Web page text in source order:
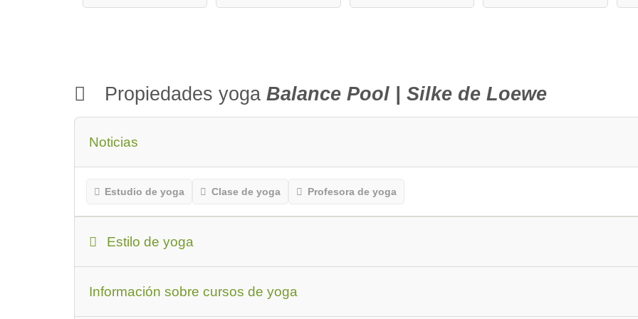
Propiedades yogaBalance Pool | Silke de Loewe
Noticias
Estudio de yoga Clase de yoga Profesora de yoga
Estilo de yoga
Información sobre cursos de yoga